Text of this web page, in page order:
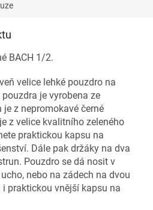
BACH 1/2.
velice lehké pouzdro na
je vyrobena ze
z nepromokavé černé
z velice kvalitního zeleného
praktickou kapsu na
Dále pak držáky na dva
Pouzdro se dá nosit v
nebo na zádech na dvou
praktickou vnější kapsu na